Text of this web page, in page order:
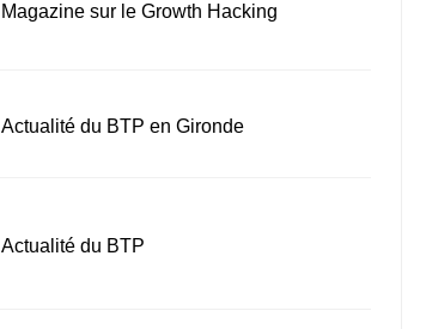
Magazine sur le Growth Hacking
Actualité du BTP en Gironde
Actualité du BTP